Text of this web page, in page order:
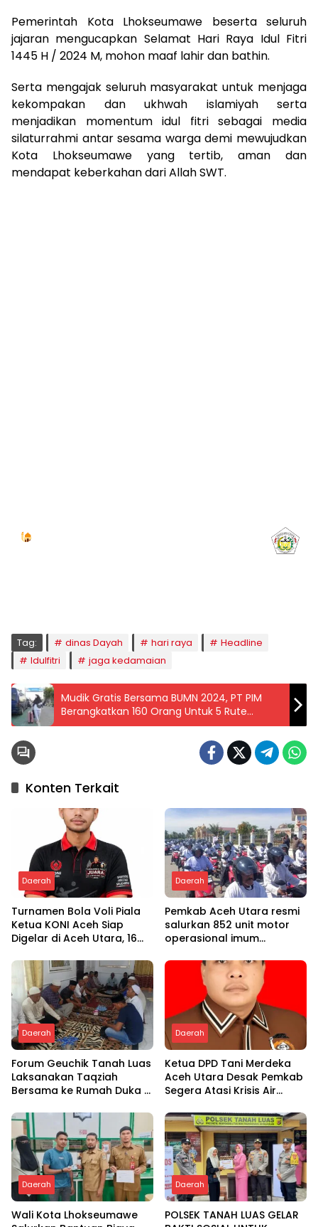
Pemerintah Kota Lhokseumawe beserta seluruh
jajaran mengucapkan Selamat Hari Raya Idul Fitri
1445 H / 2024 M, mohon maaf lahir dan bathin.
Serta mengajak seluruh masyarakat untuk menjaga
kekompakan dan ukhwah islamiyah serta
menjadikan momentum idul fitri sebagai media
silaturrahmi antar sesama warga demi mewujudkan
Kota Lhokseumawe yang tertib, aman dan
mendapat keberkahan dari Allah SWT.
Tag: dinas Dayah hari raya
Headline
Idulfitri
jaga kedamaian
Mudik Gratis Bersama BUMN 2024, PT PIM
Berangkatkan 160 Orang Untuk 5 Rute
Tujuan
Konten Terkait
Daerah
Turnamen Bola Voli Piala
Ketua KONI Aceh Siap
Digelar di Aceh Utara, 16
Ambil Bagian
Daerah
Pemkab Aceh Utara resmi
salurkan 852 unit motor
operasional imum
Daerah
Forum Geuchik Tanah Luas
Laksanakan Taqziah
Bersama ke Rumah Duka di
Daerah
Ketua DPD Tani Merdeka
Aceh Utara Desak Pemkab
Segera Atasi Krisis Air
Daerah
Wali Kota Lhokseumawe
Daerah
POLSEK TANAH LUAS GELAR